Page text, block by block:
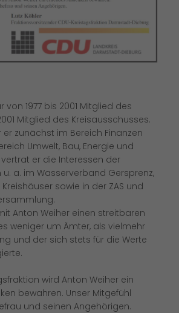
von 1977 bis 2001 Mitglied des
Mitglied des Kreisausschusses.
er zunächst im Bereich Finanzen
Umwelt, Bau, Energie und
vertrat er die Interessen der
a. im Wasserverband Gersprenz,
sowie in der ZAS und
Anton Weiher einen streitbaren
weniger um Ämter, als vielmehr
und der sich stets für die Werte
wird Anton Weiher ein
bewahren. Unser Mitgefühl
und seinen Angehörigen.